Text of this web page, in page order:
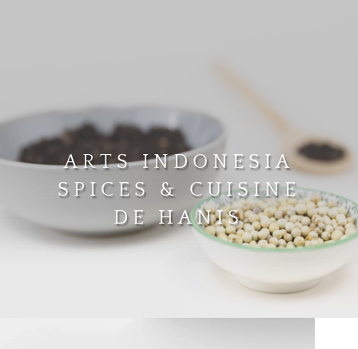
ARTS INDONESIA
SPICES & CUISINE
DE HANIS